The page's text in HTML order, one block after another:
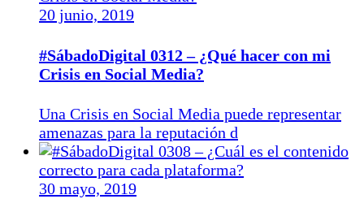
20 junio, 2019
#SábadoDigital 0312 – ¿Qué hacer con mi
Crisis en Social Media?
Una Crisis en Social Media puede representar
amenazas para la reputación d
30 mayo, 2019